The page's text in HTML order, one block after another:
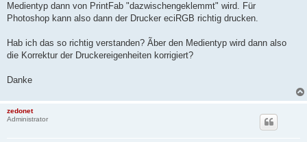
Medientyp dann von PrintFab "dazwischengeklemmt" wird. Für
Photoshop kann also dann der Drucker eciRGB richtig drucken.
Hab ich das so richtig verstanden? Ãber den Medientyp wird dann also
die Korrektur der Druckereigenheiten korrigiert?
Danke
zedonet
Administrator